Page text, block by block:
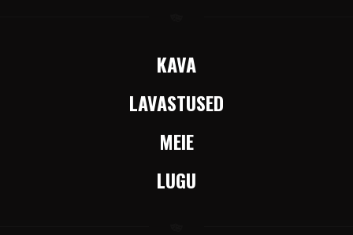
KAVA
LAVASTUSED
MEIE
LUGU